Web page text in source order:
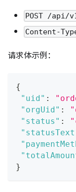
POST /api/
Content-
请求体示例：
{
"uid" :
"orgUid" :
"status" :
}